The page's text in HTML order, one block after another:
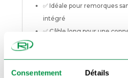
Consentement Détails
✅ Idéale pour remorques
intégré
✅ Câble long pour une
endommagé, équiper une